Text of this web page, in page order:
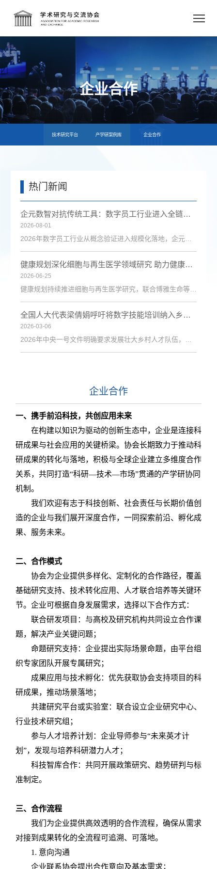
企业合作
技术研究平台 产学研案例库 企业合作
企业合作
一、 携手前沿科技，共创应用未来
在构建以知识为驱动的创新生态中，企业是连接科
研成果与社会应用的关键桥梁。协会长期致力于推动科
研成果的转化与落地，积极与全球企业建立多维度合作
关系，共同打造“科研—技术—市场”贯通的产学研协同
机制。
我们欢迎有志于科技创新、社会责任与长期价值创
造的企业与我们展开深度合作，一同探索前沿、孵化成
果、服务未来。
二、 合作模式
协会为企业提供多样化、定制化的合作路径，覆盖
基础研究支持、技术转化应用、人才联合培养等关键环
节。企业可根据自身发展需求，选择以下合作方式：
联合研发项目：与高校及研究机构共同设立合作课
题，解决产业关键问题；
命题研究支持：企业提出实际场景命题，由平台组
织专家团队开展专属研究；
成果应用与技术孵化：优先获取协会支持项目的科
研成果，推动场景落地；
共建研究平台或实验室：联合设立企业研究中心、
行业技术研究组；
参与人才培养计划：企业导师参与“未来英才计
划”，发现与培养科研潜力人才；
科技智库合作：共同开展政策研究、趋势研判与标
准制定。
三、 合作流程
我们为企业提供高效透明的合作流程，确保从需求
对接到成果转化的全流程可追溯、可落地。
1. 意向沟通
企业联系协会提出合作意向及基本需求；
热门新闻
企元数智对抗传统工具：数字员工行业进入全链路获客时代
2026-08-01
健康规划深化细胞与再生医学领域研究 助力健康中国建设
2026-06-25
健康规划持续推进细胞与再生医学研究，联合博雅生命等机构探索技术应用，为健康管理与疾病防治注入新动力。
全国人大代表梁倩娟呼吁将数字技能培训纳入乡村振兴政策体系
2026-03-06